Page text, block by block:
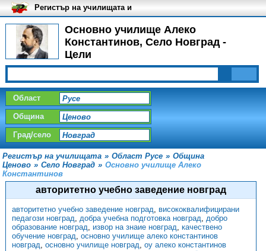
Основно училище Алеко
Константинов, Село Новград -
Цели
Регистър на училищата и
университетите в България
Област
Община
Град/село
Регистър на училищата » Област Русе » Община
Ценово » Село Новград » Основно училище Алеко
Константинов
авторитетно учебно заведение новград
авторитетно учебно заведение новград, висококвалифицирани
педагози новград, добра учебна подготовка новград, добро
образование новград, извор на знаие новград, качествено
обучение новград, основно училище алеко константинов
новград, основно училище новград, оу алеко константинов